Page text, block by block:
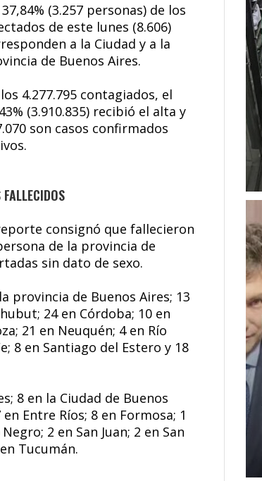
(3.257 personas) de los
de este lunes (8.606)
a la Ciudad y a la
de Buenos Aires.
4.277.795 contagiados, el
(3.910.835) recibió el alta y
son casos confirmados
FALLECIDOS
consignó que fallecieron
de la provincia de
sin dato de sexo.
provincia de Buenos Aires; 13
24 en Córdoba; 10 en
21 en Neuquén; 4 en Río
8 en Santiago del Estero y 18
8 en la Ciudad de Buenos
Entre Ríos; 8 en Formosa; 1
2 en San Juan; 2 en San
Tucumán.